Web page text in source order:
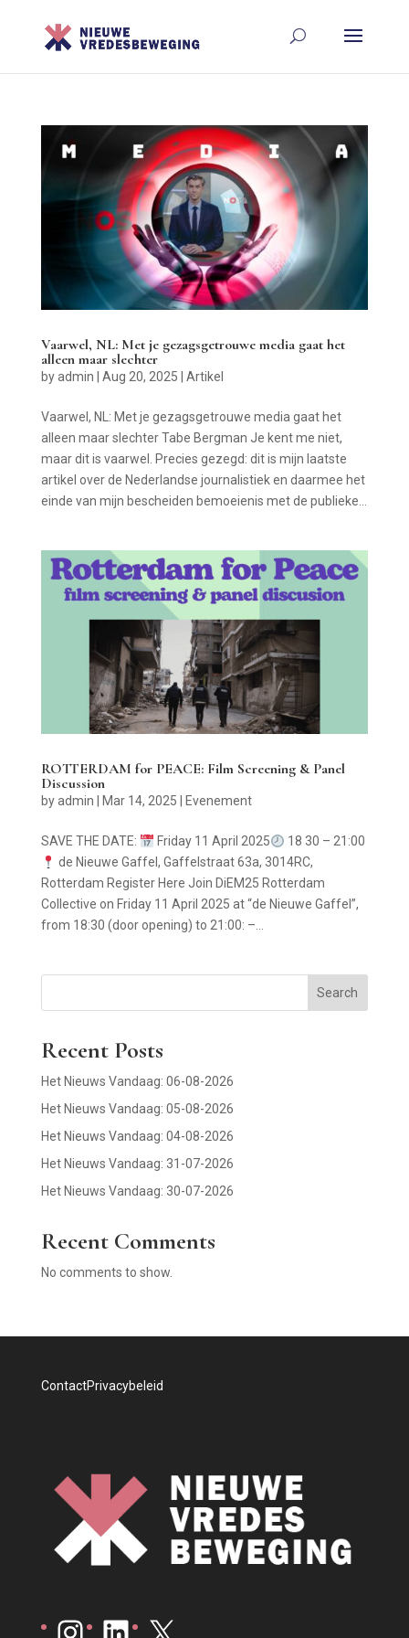
Vaarwel, NL: Met je gezagsgetrouwe media gaat het
alleen maar slechter
byadmin | Aug 20, 2025 | Artikel
Vaarwel, NL: Met je gezagsgetrouwe media gaat het
alleen maar slechter Tabe Bergman Je kent me niet,
maar dit is vaarwel. Precies gezegd: dit is mijn laatste
artikel over de Nederlandse journalistiek en daarmee het
einde van mijn bescheiden bemoeienis met de publieke...
ROTTERDAM for PEACE: Film Screening & Panel
Discussion
byadmin Mar 14, 2025 Evenement
SAVE THE DATE: Friday 11 April 2025
18 30 – 21:00
de Nieuwe Gaffel, Gaffelstraat 63a, 3014RC,
Rotterdam Register Here Join DiEM25 Rotterdam
Collective on Friday 11 April 2025 at “de Nieuwe Gaffel”,
from 18:30 (door opening) to 21:00: –...
Search
Recent Posts
Het Nieuws Vandaag: 06-08-2026
Het Nieuws Vandaag: 05-08-2026
Het Nieuws Vandaag: 04-08-2026
Het Nieuws Vandaag: 31-07-2026
Het Nieuws Vandaag: 30-07-2026
Recent Comments
No comments to show.
ContactPrivacybeleid